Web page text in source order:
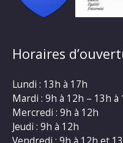
Horaires
Lundi : 13h à 17h
Mardi : 9h à 12h – 13h à
Mercredi : 9h à 12h
Jeudi : 9h à 12h